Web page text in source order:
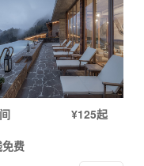
¥125起
费